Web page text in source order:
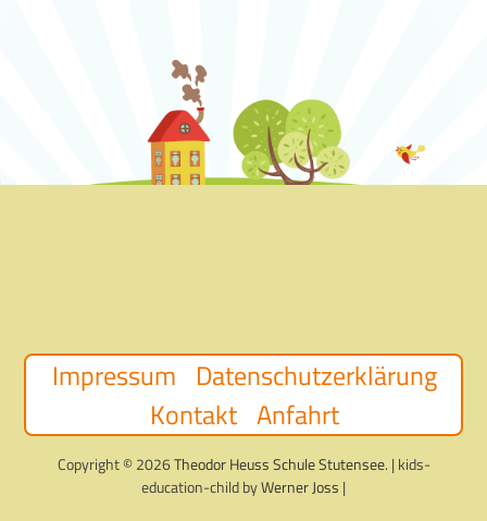
Impressum Datenschutzerklärung
Kontakt Anfahrt
Copyright © 2026Theodor Heuss Schule Stutensee. | kids-
education-child byWerner Joss |